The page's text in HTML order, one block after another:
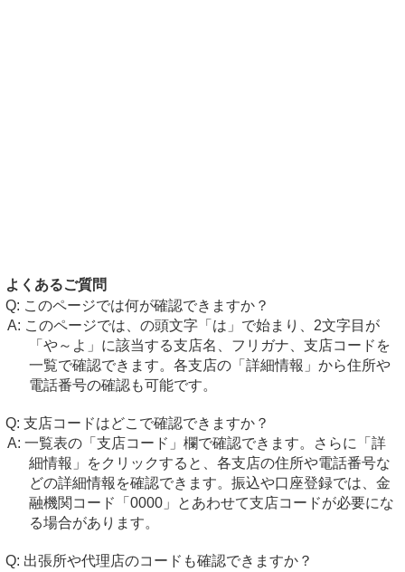
よくあるご質問
このページでは何が確認できますか？
このページでは、の頭文字「は」で始まり、2文字目が
「や～よ」に該当する支店名、フリガナ、支店コードを
一覧で確認できます。各支店の「詳細情報」から住所や
電話番号の確認も可能です。
支店コードはどこで確認できますか？
一覧表の「支店コード」欄で確認できます。さらに「詳
細情報」をクリックすると、各支店の住所や電話番号な
どの詳細情報を確認できます。振込や口座登録では、金
融機関コード「0000」とあわせて支店コードが必要にな
る場合があります。
出張所や代理店のコードも確認できますか？